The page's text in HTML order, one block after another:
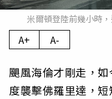
米爾頓登陸前幾小時，
A+ A-
颶風海倫才剛走，
度襲擊佛羅里達，